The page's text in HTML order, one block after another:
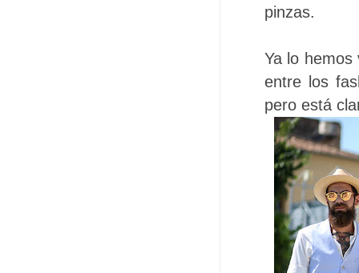
pinzas.
Ya lo
entre los
pero está